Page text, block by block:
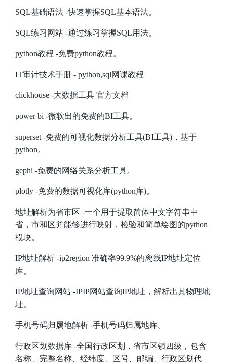
SQL基础语法 -快速掌握SQL基本语法。
SQL练习网站 -通过练习掌握SQL用法。
python教程 -免费python教程。
IT审计技术手册 - python,sql网课教程
clickhouse -大数据工具 官方文档
power bi -微软出的免费的BI工具。
superset -免费的可视化数据分析工具(BI工具)，基于
python。
gephi -免费的网络关系分析工具。
plotly -免费的数据可视化库(python库)。
地址解析为省市区 -一个用于提取简体中文字符串中
省，市和区并能够进行映射，检验和简单绘图的python
模块。
IP地址解析 -ip2region 准确率99.9%的离线IP地址定位
库。
IP地址查询网站 -IPIP网站查询IP地址，解析出其物理地
址。
手机号码归属地解析 -手机号码归属地库。
行政区划数据库 -全国行政区划，省市区镇四级，包含
名称、完整名称、经纬度、区号、邮编、行政区划代